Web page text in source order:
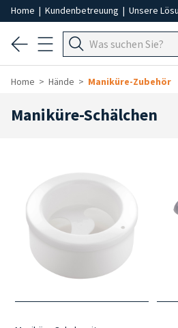
Home | Kundenbetreuung | Unsere
Home Hände Maniküre-Zubehör
Maniküre-Schälchen